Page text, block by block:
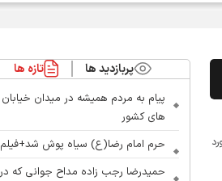
پربازدید ها تازه ها
پیام به مردم همیشه در میدان خیابان
های کشور
حرم امام رضا(ع) سیاه پوش شد+فیلم
حمیدرضا رجب زاده مداح جوانی که در